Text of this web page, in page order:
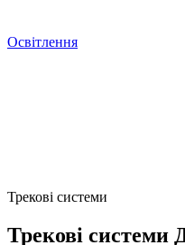
Освітлення
Трекові системи
Трекові системи